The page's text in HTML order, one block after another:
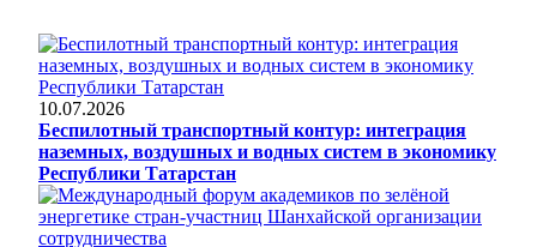
10.07.2026
Беспилотный транспортный контур: интеграция
наземных, воздушных и водных систем в экономику
Республики Татарстан